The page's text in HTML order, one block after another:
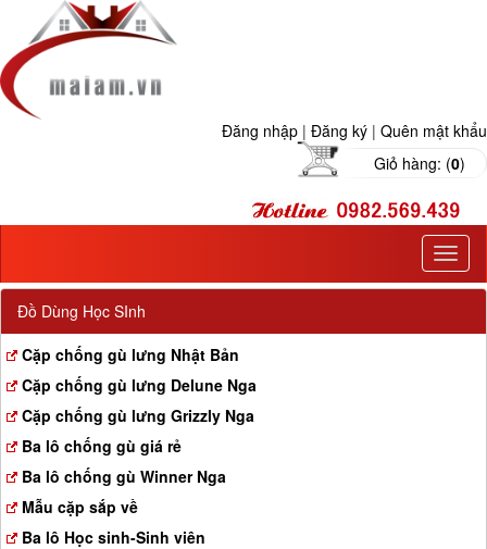
Đăng nhập | Đăng ký | Quên mật khẩu
Giỏ hàng: (0)
T
o
Đồ Dùng Học SInh
Cặp chống gù lưng Nhật Bản
Cặp chống gù lưng Delune Nga
Cặp chống gù lưng Grizzly Nga
Ba lô chống gù giá rẻ
Ba lô chống gù Winner Nga
Mẫu cặp sắp về
Ba lô Học sinh-Sinh viên